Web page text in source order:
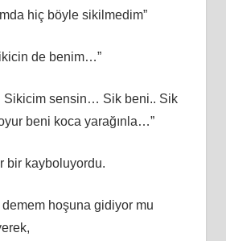
hiç böyle sikilmedim”
de benim…”
sensin… Sik beni.. Sik
beni koca yarağınla…”
bir kayboluyordu.
hoşuna gidiyor mu